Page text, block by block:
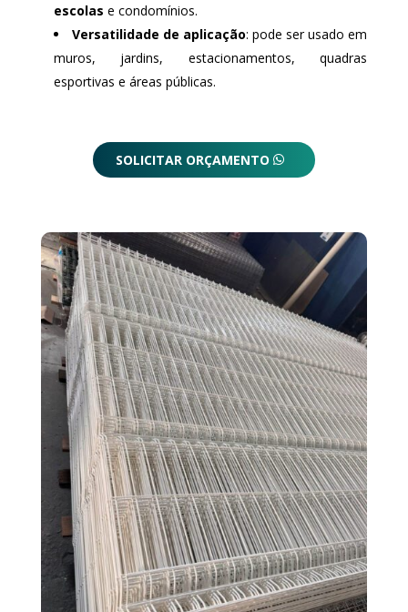
escolas e condomínios.
Versatilidade de aplicação: pode ser usado em
muros, jardins, estacionamentos, quadras
esportivas e áreas públicas.
SOLICITAR ORÇAMENTO